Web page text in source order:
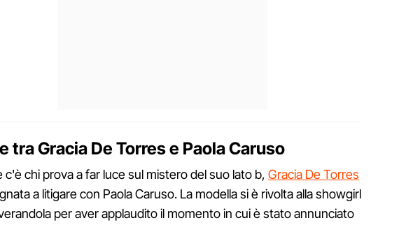
tra Gracia De Torres e Paola Caruso
c'è chi prova a far luce sul mistero del suo lato b, Gracia De Torres
a litigare con Paola Caruso. La modella si è rivolta alla showgirl
per aver applaudito il momento in cui è stato annunciato